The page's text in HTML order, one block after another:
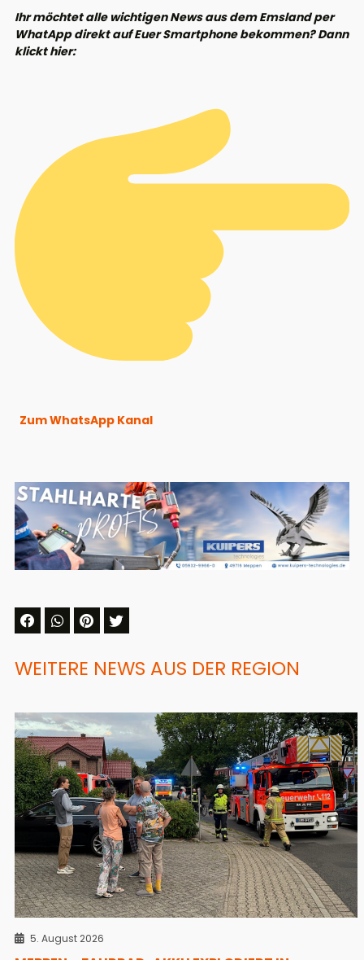
Ihr möchtet alle wichtigen News aus dem Emsland per
WhatApp direkt auf Euer Smartphone bekommen? Dann
klickt hier:
Zum WhatsApp Kanal
WEITERE NEWS AUS DER REGION
5. August 2026